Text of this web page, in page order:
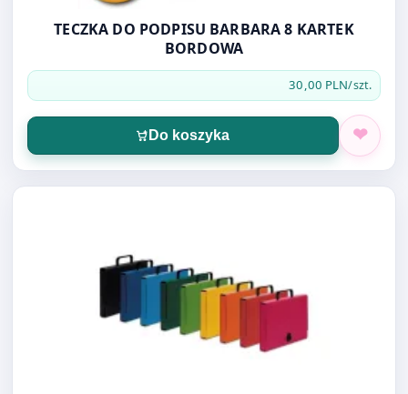
TECZKA DO PODPISU BARBARA 8 KARTEK
BORDOWA
30,00 PLN/szt.
Do koszyka
Otwórz produkt: TECZKA A4 Z RĄCZKĄ 4CM KLIPSEM